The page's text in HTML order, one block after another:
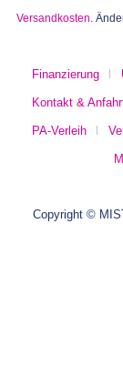
Versandkosten.
Finanzierung
Kontakt &
PA-Verleih
Copyright ©